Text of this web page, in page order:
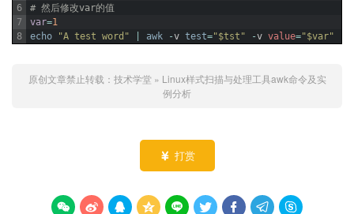
6
7
8
# 然后修改var的值
var=1
echo
"A test word" awk -v test="$tst" -v value="$var"
原创文章禁止转载： 技术学堂» Linux样式扫描与处理工具awk命令及实
例分析
 打赏
        